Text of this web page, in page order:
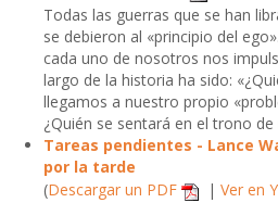
Todas las guerras que se han
se debieron al «principio del
cada uno de nosotros nos
largo de la historia ha sido:
llegamos a nuestro propio
¿Quién se sentará en el trono
Tareas pendientes - Lance
por la tarde
(Descargar un PDF | Ver en